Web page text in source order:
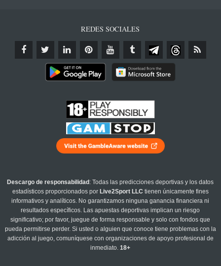
REDES SOCIALES
Descargo de responsabilidad : Todas las predicciones deportivas y los datos
estadísticos proporcionados por Live2Sport LLC tienen únicamente fines
informativos y analíticos. No garantizamos ninguna ganancia financiera ni
resultados específicos. Las apuestas deportivas implican un riesgo
significativo; por favor, juegue de forma responsable y solo con fondos que
pueda permitirse perder. Si usted o alguien que conoce tiene problemas con la
adicción al juego, comuníquese con organizaciones de apoyo profesional de
inmediato.18+